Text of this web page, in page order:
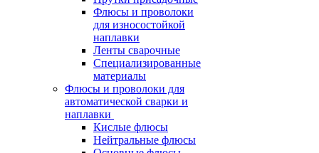
Флюсы и проволоки
для износостойкой
наплавки
Ленты сварочные
Специализированные
материалы
Флюсы и проволоки для
автоматической сварки и
наплавки
Кислые флюсы
Нейтральные флюсы